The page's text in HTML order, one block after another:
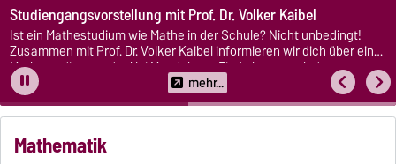
Studiengangsvorstellung mit Prof. Dr. Volker Kaibel
Ist ein Mathestudium wie Mathe in der Schule? Nicht unbedingt!
Zusammen mit Prof. Dr. Volker Kaibel informieren wir dich über ein
Mathestudium an der Uni Magdeburg. Finde heraus, ob der
Studiengang zu dir passt, welche Inhalte im Studium auf dich
warten und welche Jobchancen du nach dem Studium hast. Schau
dir jetzt unser Video an!
mehr...
Mathematik